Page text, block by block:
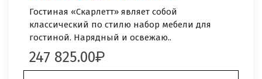
Гостиная «Скарлетт» являет собой
классический по стилю набор мебели для
гостиной. Нарядный и освежаю..
247 825.00